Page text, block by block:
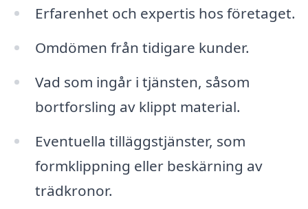
Erfarenhet och expertis hos företaget.
Omdömen från tidigare kunder.
Vad som ingår i tjänsten, såsom
bortforsling av klippt material.
Eventuella tilläggstjänster, som
formklippning eller beskärning av
trädkronor.